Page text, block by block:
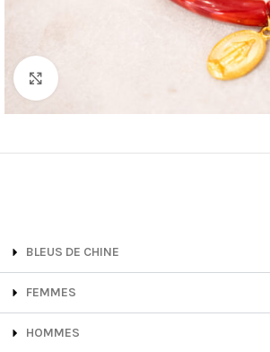
BLEUS DE CHINE
FEMMES
HOMMES